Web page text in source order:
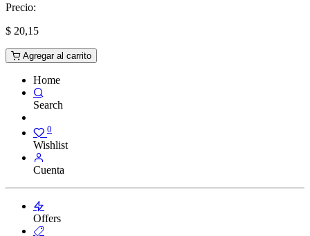
Precio:
$ 20,15
Agregar al carrito
Home
Search
0
Wishlist
Cuenta
Offers